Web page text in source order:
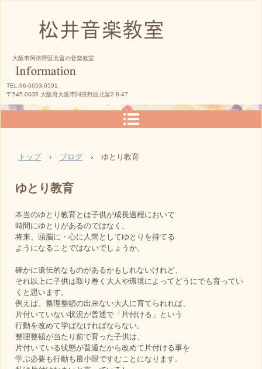
松井音楽教室
大阪市阿倍野区北畠の音楽教室
TEL.06-6653-6591
〒545-0035 大阪府大阪市阿倍野区北畠2-8-47
トップ › ブログ › ゆとり教育
ゆとり教育
本当のゆとり教育とは子供が成長過程において
時間にゆとりがあるのではなく、
将来、頭脳に・心に人間としてゆとりを持てる
ようになることではないでしょうか。
確かに遺伝的なものがあるかもしれないけれど、
それ以上に子供は取り巻く大人や環境によってどうにでも育ってい
くと思います。
例えば、整理整頓の出来ない大人に育てられれば、
片付いていない状況が普通で「片付ける」という
行動を改めて学ばなければならない。
整理整頓が当たり前で育った子供は、
片付いている状態が普通だから改めて片付ける事を
学ぶ必要も行動も最小限ですむことになります。